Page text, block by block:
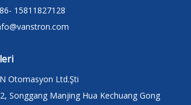
15811827128
Otomasyon Ltd.Şti
Songgang Manjing Hua Kechuang Gong